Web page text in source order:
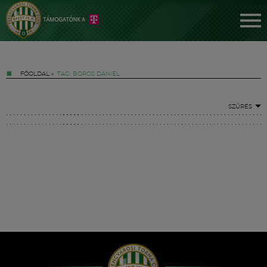
FŐOLDAL » TAG: BOROS DÁNIEL
SZŰRÉS
Hírek